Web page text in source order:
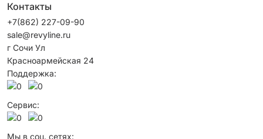
Контакты
+7(862) 227-09-90
sale@revyline.ru
г Сочи Ул
Красноармейская 24
Поддержка:
Сервис:
Мы в соц. сетях: